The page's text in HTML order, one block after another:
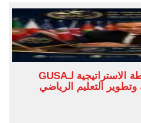
د. عمرو سليمان يعتمد الخطة الاستراتيجية لـGUSA